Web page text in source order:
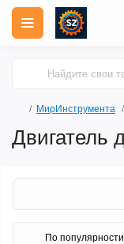
МирИнструмента
Двигатель